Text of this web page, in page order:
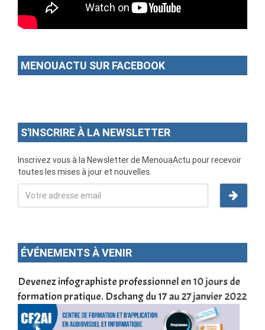
MENOUACTU SUR FACEBOOK
S'INSCRIRE À LA NEWSLETTER
Inscrivez vous à la Newsletter de MenouaActu pour recevoir
toutes les mises à jour et nouvelles.
ÉVÉNEMENTS À VENIR
Devenez infographiste professionnel en 10 jours de
formation pratique. Dschang du 17 au 27 janvier 2022